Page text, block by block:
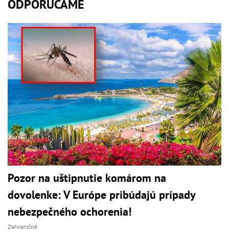
ODPORÚČAME
Pozor na uštipnutie komárom na
dovolenke: V Európe pribúdajú prípady
nebezpečného ochorenia!
Zahraničné